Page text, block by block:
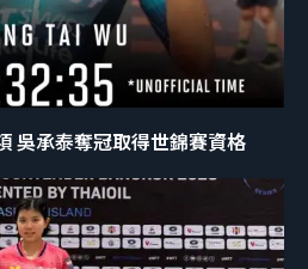
吳承泰奪冠取得世錦賽資格